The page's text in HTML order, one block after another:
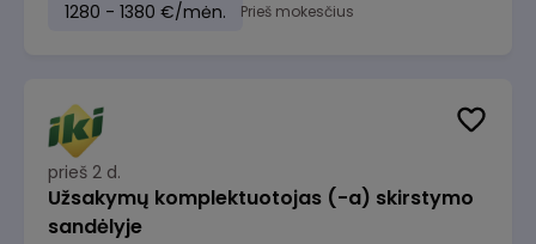
1280 - 1380 €/mėn. Prieš mokesčius
prieš 2 d.
Užsakymų komplektuotojas (-a) skirstymo
sandėlyje